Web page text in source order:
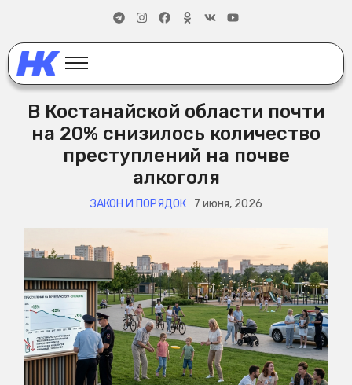
В Костанайской области почти
на 20% снизилось количество
преступлений на почве
алкоголя
ЗАКОН И ПОРЯДОК 7 июня, 2026